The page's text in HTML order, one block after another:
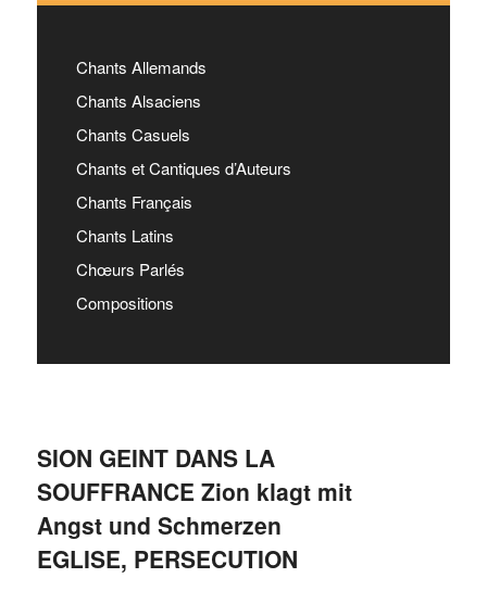
SION GEINT DANS LA
SOUFFRANCE Zion klagt mit
Angst und Schmerzen
EGLISE, PERSECUTION
Chants Allemands
Chants Alsaciens
Chants Casuels
Chants et Cantiques d’Auteurs
Chants Français
Chants Latins
Chœurs Parlés
Compositions